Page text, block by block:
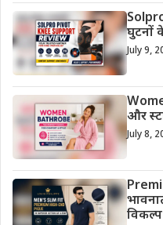
घुटनों
July 9,
और
July 8,
विकल्प